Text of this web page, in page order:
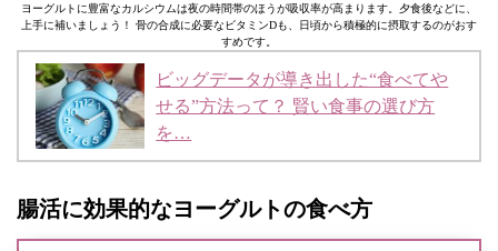
ヨーグルトに豊富なカルシウムは夜の時間帯のほうが吸収率が高まります。夕食後などに、
上手に補いましょう！ 骨の合成に必要なビタミンDも、日頃から積極的に摂取するのがおす
すめです。
ビッグデータが導き出した“食べてや
せる”方法って？ 賢い食事の選び方
を…
腸活に効果的なヨーグルトの食べ方